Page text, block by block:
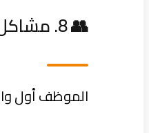
👥 8. مشاكل في التوظيف
الموظف أول